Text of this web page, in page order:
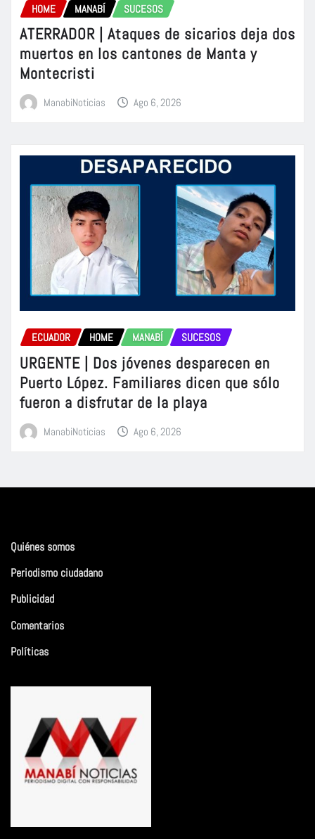
HOME MANABÍ SUCESOS
ATERRADOR | Ataques de sicarios deja dos
muertos en los cantones de Manta y
Montecristi
ManabiNoticias Ago 6, 2026
ECUADOR HOME MANABÍ SUCESOS
URGENTE | Dos jóvenes desparecen en
Puerto López. Familiares dicen que sólo
fueron a disfrutar de la playa
ManabiNoticias Ago 6, 2026
Quiénes somos
Periodismo ciudadano
Publicidad
Comentarios
Políticas